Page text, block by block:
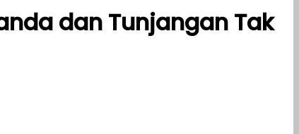
dan Tunjangan Tak